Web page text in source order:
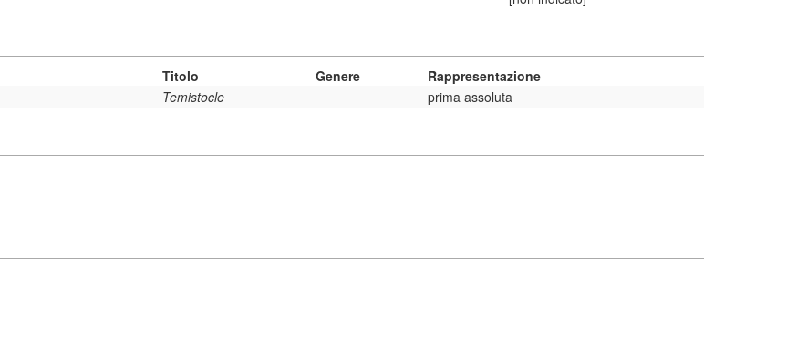
Titolo Genere
Rappresentazione
Temistocle prima assoluta